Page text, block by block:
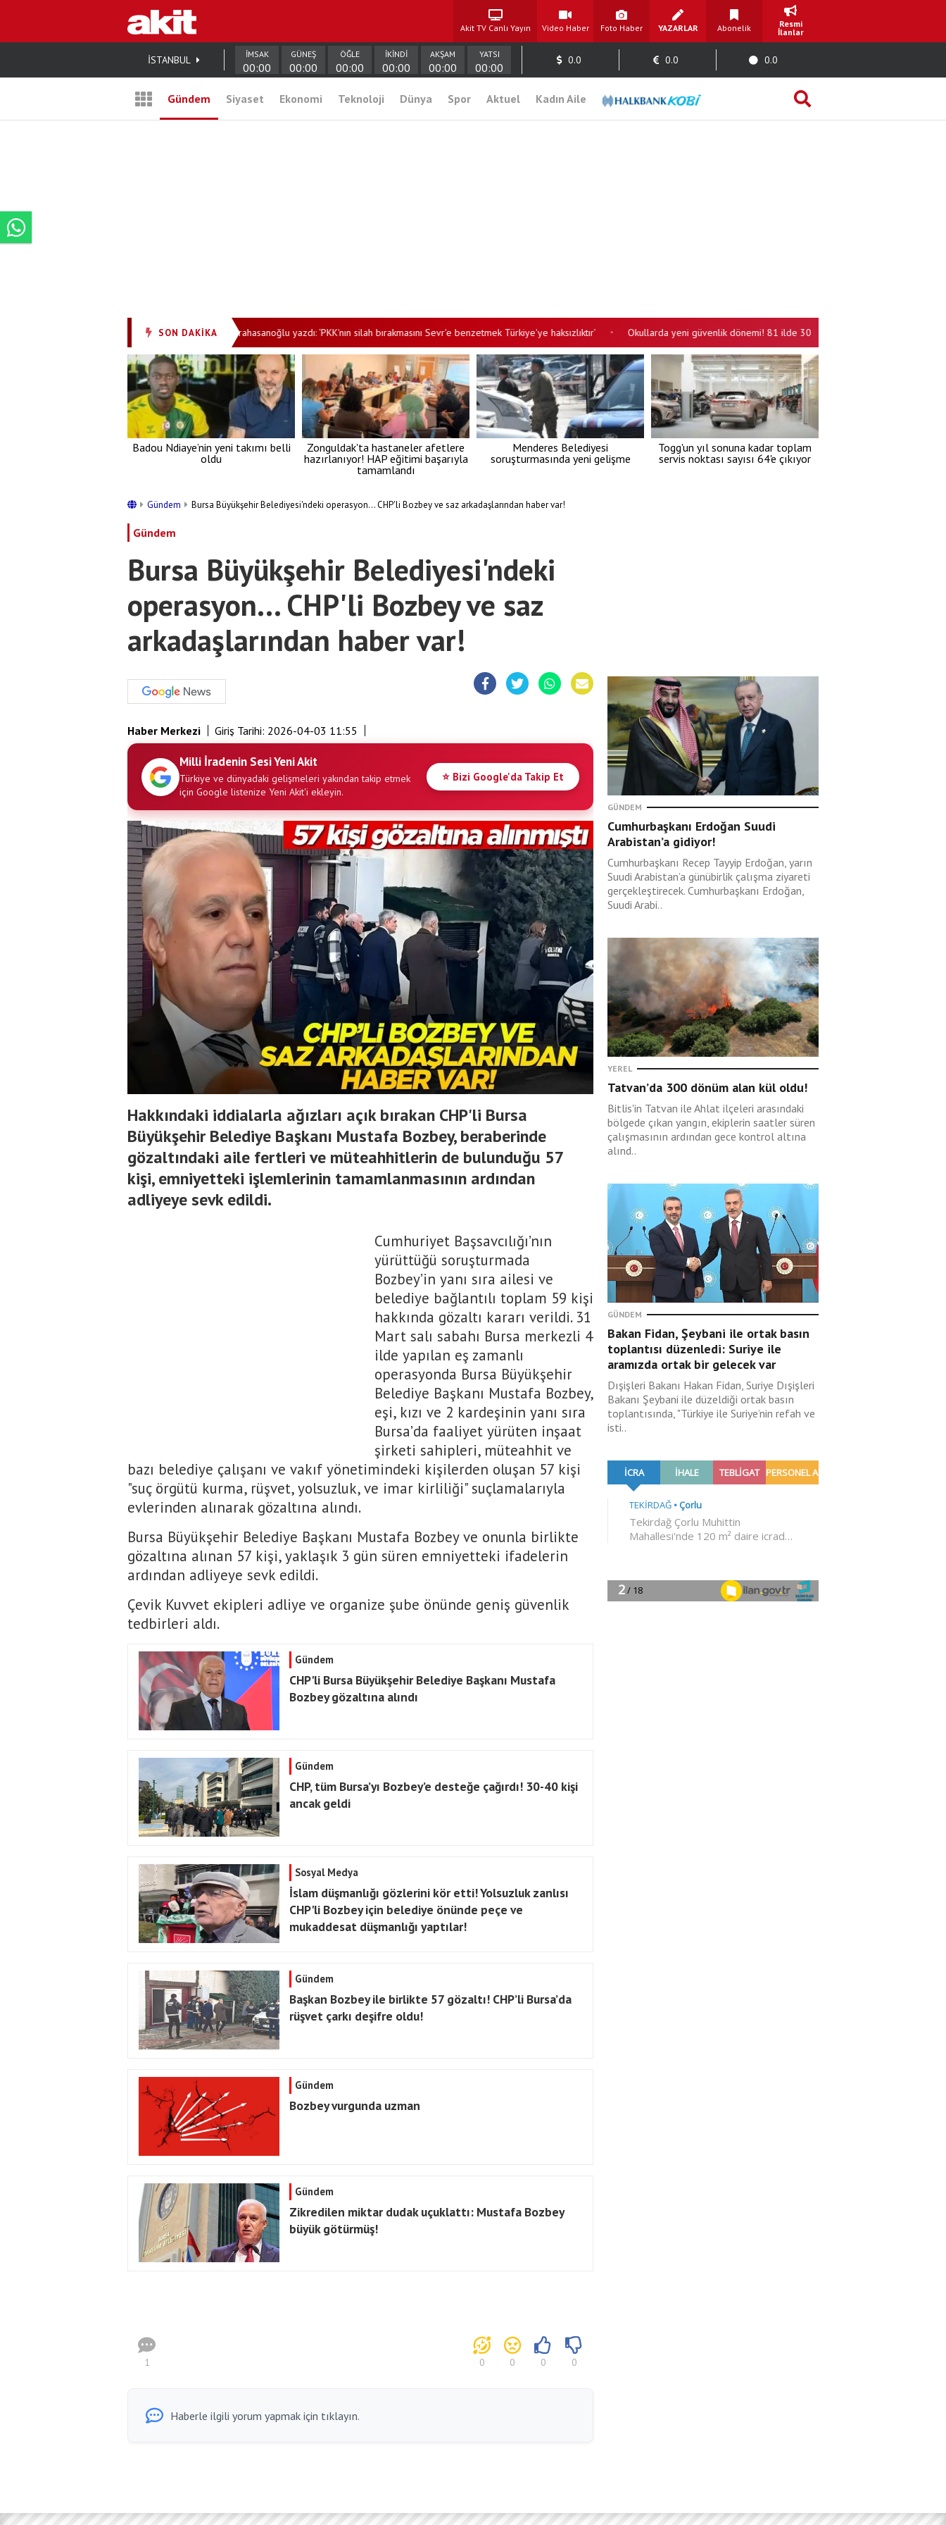
Akit TV Canlı Yayın Video Haber Foto Haber YAZARLAR Abonelik
Resmi
İlanlar
İSTANBUL İMSAK
00:00
GÜNEŞ
00:00
ÖĞLE
00:00
İKİNDİ
00:00
AKŞAM
00:00
YATSI
00:00
0.0 0.0 0.0
Gündem Siyaset Ekonomi Teknoloji Dünya Spor Aktuel Kadın Aile
SON DAKİKA
Kıbrıs'a Hristodulidis engeli • Ali Karahasanoğlu yazdı: ‘PKK'nın silah bırakmasını Sevr'e benzetmek Türkiye'ye haksızlıktır’ • Okullarda yeni güvenlik dönemi! 81 ilde 30 bin personel alınacak
Badou Ndiaye’nin yeni takımı belli
oldu
Zonguldak'ta hastaneler afetlere
hazırlanıyor! HAP eğitimi başarıyla
tamamlandı
Menderes Belediyesi
soruşturmasında yeni gelişme
Togg'un yıl sonuna kadar toplam
servis noktası sayısı 64'e çıkıyor
Gündem Bursa Büyükşehir Belediyesi'ndeki operasyon... CHP'li Bozbey ve saz arkadaşlarından haber var!
Gündem
Bursa Büyükşehir Belediyesi'ndeki
operasyon... CHP'li Bozbey ve saz
arkadaşlarından haber var!
Haber Merkezi Giriş Tarihi: 2026-04-03 11:55
Milli İradenin Sesi Yeni Akit
Türkiye ve dünyadaki gelişmeleri yakından takip etmek
için Google listenize Yeni Akit'i ekleyin.
⭐ Bizi Google'da Takip Et
Hakkındaki iddialarla ağızları açık bırakan CHP'li Bursa
Büyükşehir Belediye Başkanı Mustafa Bozbey, beraberinde
gözaltındaki aile fertleri ve müteahhitlerin de bulunduğu 57
kişi, emniyetteki işlemlerinin tamamlanmasının ardından
adliyeye sevk edildi.
Cumhuriyet Başsavcılığı’nın
yürüttüğü soruşturmada
Bozbey’in yanı sıra ailesi ve
belediye bağlantılı toplam 59 kişi
hakkında gözaltı kararı verildi. 31
Mart salı sabahı Bursa merkezli 4
ilde yapılan eş zamanlı
operasyonda Bursa Büyükşehir
Belediye Başkanı Mustafa Bozbey,
eşi, kızı ve 2 kardeşinin yanı sıra
Bursa’da faaliyet yürüten inşaat
şirketi sahipleri, müteahhit ve
bazı belediye çalışanı ve vakıf yönetimindeki kişilerden oluşan 57 kişi
"suç örgütü kurma, rüşvet, yolsuzluk, ve imar kirliliği" suçlamalarıyla
evlerinden alınarak gözaltına alındı.
Bursa Büyükşehir Belediye Başkanı Mustafa Bozbey ve onunla birlikte
gözaltına alınan 57 kişi, yaklaşık 3 gün süren emniyetteki ifadelerin
ardından adliyeye sevk edildi.
Çevik Kuvvet ekipleri adliye ve organize şube önünde geniş güvenlik
tedbirleri aldı.
Gündem
CHP'li Bursa Büyükşehir Belediye Başkanı Mustafa
Bozbey gözaltına alındı
Gündem
CHP, tüm Bursa’yı Bozbey’e desteğe çağırdı! 30-40 kişi
ancak geldi
Sosyal Medya
İslam düşmanlığı gözlerini kör etti! Yolsuzluk zanlısı
CHP'li Bozbey için belediye önünde peçe ve
mukaddesat düşmanlığı yaptılar!
Gündem
Başkan Bozbey ile birlikte 57 gözaltı! CHP’li Bursa’da
rüşvet çarkı deşifre oldu!
Gündem
Bozbey vurgunda uzman
Gündem
Zikredilen miktar dudak uçuklattı: Mustafa Bozbey
büyük götürmüş!
1 0 0 0 0
Haberle ilgili yorum yapmak için tıklayın.
GÜNDEM
Cumhurbaşkanı Erdoğan Suudi
Arabistan’a gidiyor!
Cumhurbaşkanı Recep Tayyip Erdoğan, yarın
Suudi Arabistan’a günübirlik çalışma ziyareti
gerçekleştirecek. Cumhurbaşkanı Erdoğan,
Suudi Arabi..
YEREL
Tatvan’da 300 dönüm alan kül oldu!
Bitlis'in Tatvan ile Ahlat ilçeleri arasındaki
bölgede çıkan yangın, ekiplerin saatler süren
çalışmasının ardından gece kontrol altına
alınd..
GÜNDEM
Bakan Fidan, Şeybani ile ortak basın
toplantısı düzenledi: Suriye ile
aramızda ortak bir gelecek var
Dışişleri Bakanı Hakan Fidan, Suriye Dışişleri
Bakanı Şeybani ile düzeldiği ortak basın
toplantısında, "Türkiye ile Suriye’nin refah ve
isti..